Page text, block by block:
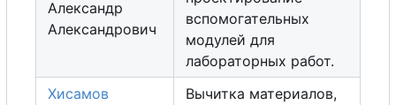
Александр
Александрович
вспомогательных
модулей для
лабораторных работ.
Хисамов
Вычитка материалов,